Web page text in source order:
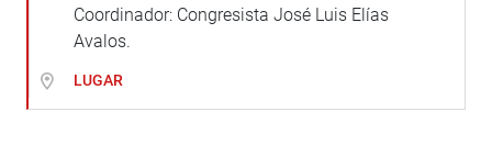
Coordinador: Congresista José Luis Elías
Avalos.
LUGAR